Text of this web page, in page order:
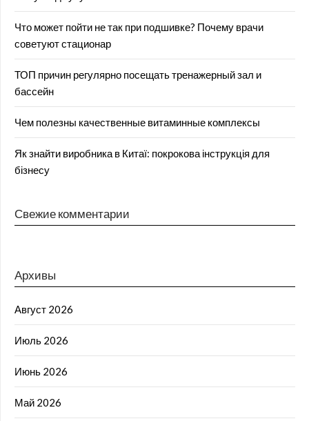
Что может пойти не так при подшивке? Почему врачи
советуют стационар
ТОП причин регулярно посещать тренажерный зал и
бассейн
Чем полезны качественные витаминные комплексы
Як знайти виробника в Китаї: покрокова інструкція для
бізнесу
Свежие комментарии
Архивы
Август 2026
Июль 2026
Июнь 2026
Май 2026